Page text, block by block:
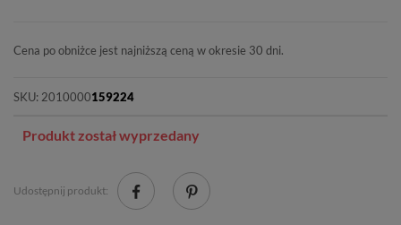
Cena po obniżce jest najniższą ceną w okresie 30 dni.
SKU: 2010000159224
Produkt został wyprzedany
Udostępnij produkt: